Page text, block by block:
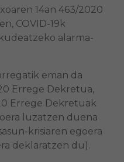
14an 463/2020
COVID-19k
alarma-
eman da
Errege Dekretua,
Errege Dekretuak
luzatzen duena
krisiaren egoera
deklaratzen du).